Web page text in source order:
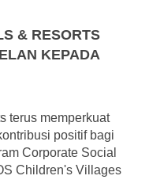
& RESORTS
KEPADA
terus memperkuat
positif bagi
Corporate Social
Children's Villages